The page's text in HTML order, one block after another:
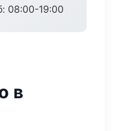
08:00-19:00
в